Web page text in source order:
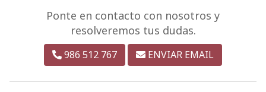
Ponte en contacto con nosotros y
resolveremos tus dudas.
986 512 767 ENVIAR EMAIL